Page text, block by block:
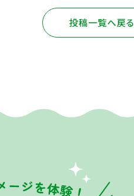
投稿一覧へ戻る